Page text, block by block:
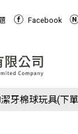
Facebook
博覽會
牙棉球玩具(下